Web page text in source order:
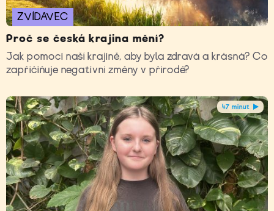
ZVÍDAVEC
Proč se česká krajina mění?
Jak pomoci naší krajině, aby byla zdravá a krásná? Co
zapříčiňuje negativní změny v přírodě?
47 minut